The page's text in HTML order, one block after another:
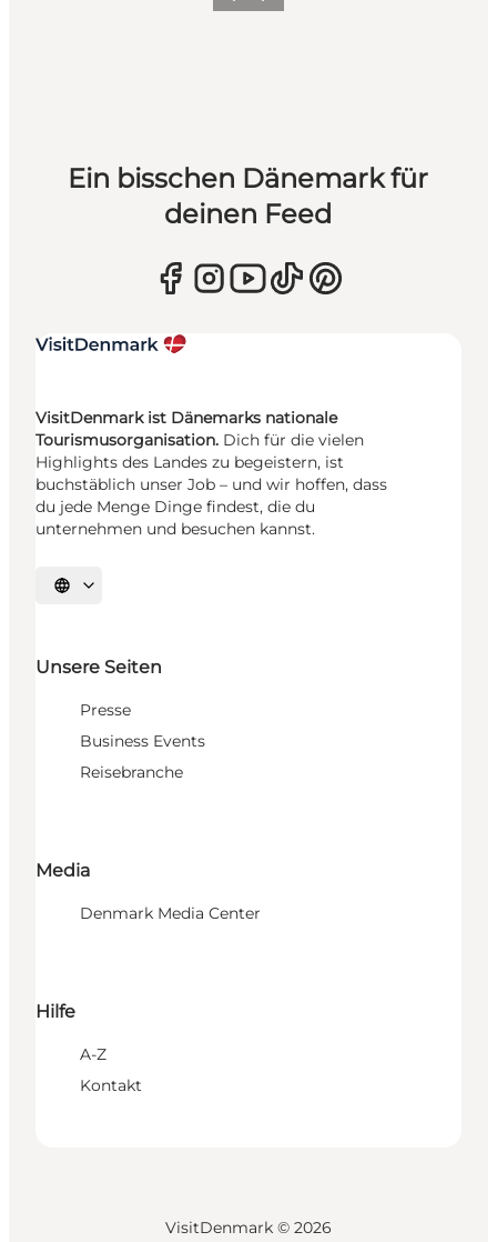
Ein bisschen Dänemark für
deinen Feed
VisitDenmark ist Dänemarks nationale
Tourismusorganisation. Dich für die vielen
Highlights des Landes zu begeistern, ist
buchstäblich unser Job – und wir hoffen, dass
du jede Menge Dinge findest, die du
unternehmen und besuchen kannst.
Sprache auswählen
Unsere Seiten
Presse
Business Events
Reisebranche
Media
Denmark Media Center
Hilfe
A-Z
Kontakt
VisitDenmark © 2026